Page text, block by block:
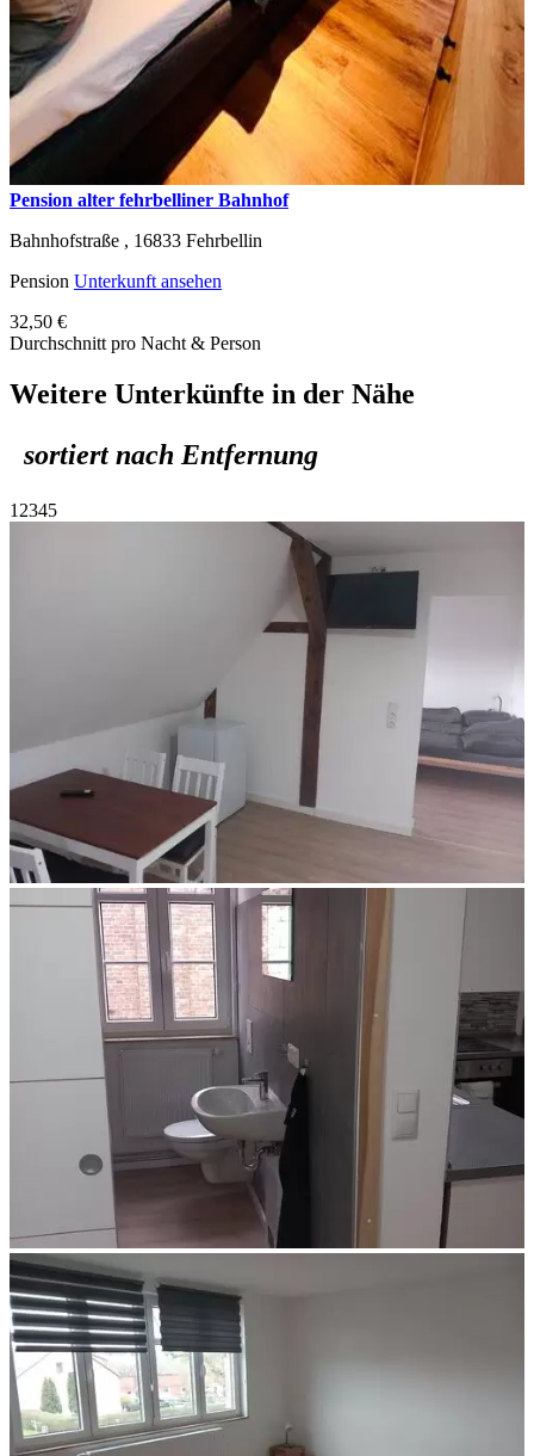
Pension alter fehrbelliner Bahnhof
Bahnhofstraße , 16833 Fehrbellin
Pension Unterkunft ansehen
32,50 €
Durchschnitt pro Nacht & Person
Weitere Unterkünfte in der Nähe
sortiert nach Entfernung
1 2345